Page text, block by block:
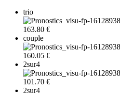
trio
163.80 €
couple
160.05 €
2sur4
101.70 €
2sur4